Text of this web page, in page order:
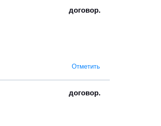
договор.
Отметить
договор.